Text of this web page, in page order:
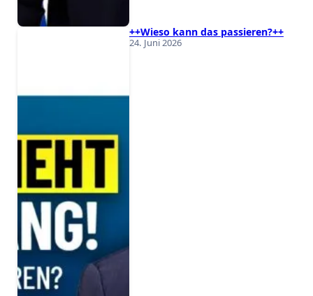
++Wieso kann das passieren?++
24. Juni 2026